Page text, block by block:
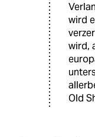
wird
wird,
Old